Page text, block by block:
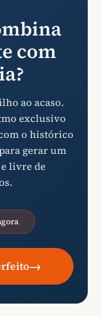
com
ao acaso.
exclusivo
o histórico
gerar um
livre de
→